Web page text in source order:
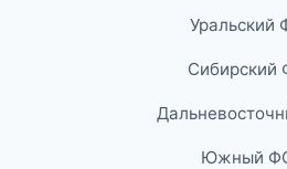
Уральский
Сибирский
Южный